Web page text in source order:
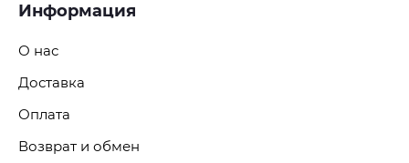
оборудования до установки, настройки,
дальнейшего технического обслуживания.
«под ключ», а нам — гарантировать
установленных систем.…
Информация
О нас
Доставка
Оплата
Возврат и обмен